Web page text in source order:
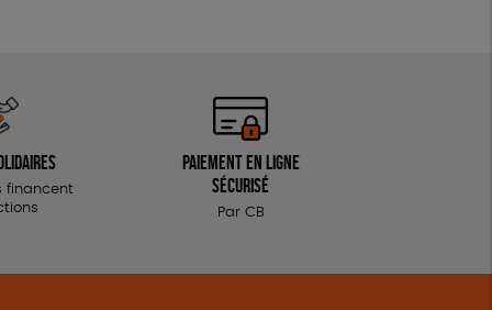
financent
Paiement en ligne
sécurisé
Par CB